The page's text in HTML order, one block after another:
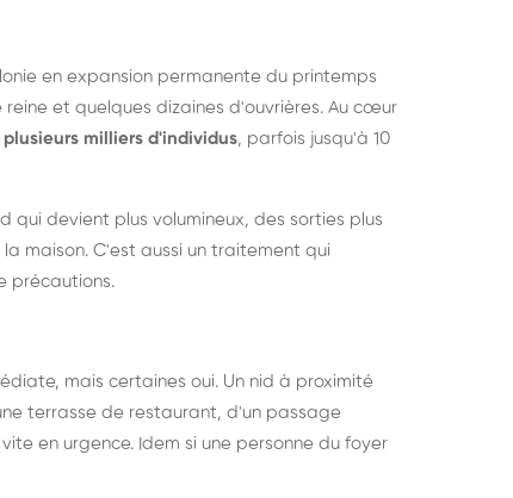
en expansion permanente du printemps
et quelques dizaines d'ouvrières. Au cœur
plusieurs milliers d'individus, parfois jusqu'à 10
qui devient plus volumineux, des sorties plus
maison. C'est aussi un traitement qui
précautions.
mais certaines oui. Un nid à proximité
terrasse de restaurant, d'un passage
en urgence. Idem si une personne du foyer